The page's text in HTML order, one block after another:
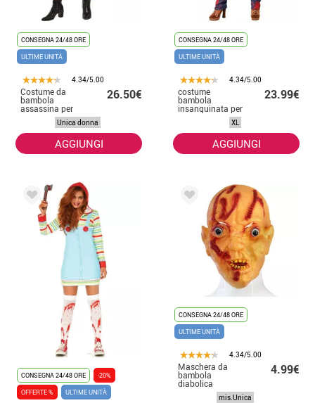
CONSEGNA 24/48 ORE
ULTIME UNITÀ
4.34/5.00
Costume da
bambola
assassina per
26.50€
Unica donna
AGGIUNGI
CONSEGNA 24/48 ORE
ULTIME UNITÀ
4.34/5.00
costume
bambola
insanguinata per
le donne
23.99€
XL
AGGIUNGI
CONSEGNA 24/48 ORE
-20%
OFFERTE %
ULTIME UNITÀ
CONSEGNA 24/48 ORE
ULTIME UNITÀ
4.34/5.00
Maschera da
bambola
diabolica
4.99€
mis.Unica